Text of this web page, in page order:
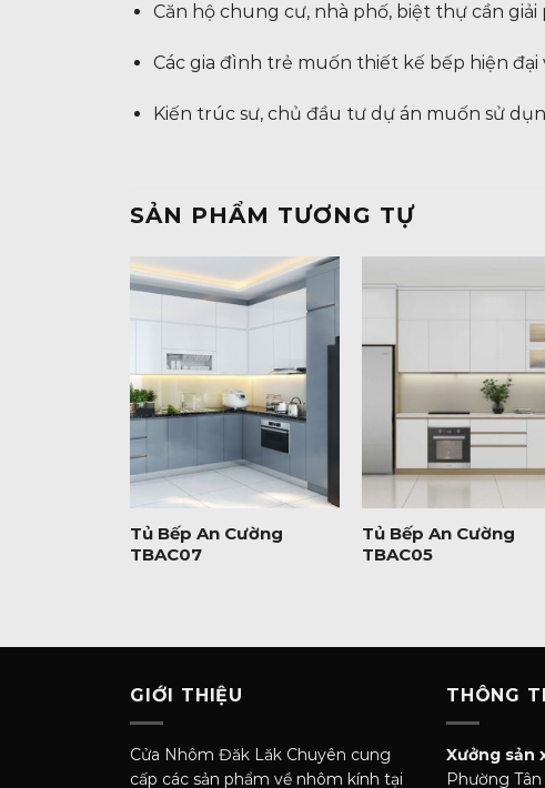
Căn hộ chung cư, nhà phố, biệt thự cần
Các gia đình trẻ muốn thiết kế bếp hiện đại
Kiến trúc sư, chủ đầu tư dự án muốn sử
SẢN PHẨM TƯƠNG TỰ
Tủ Bếp An Cường
TBAC07
Tủ Bếp An Cường
TBAC05
GIỚI THIỆU
Cửa Nhôm Đăk Lăk Chuyên cung
cấp các sản phẩm về nhôm kính tại
THÔNG
Xưởng sản
Phường Tân